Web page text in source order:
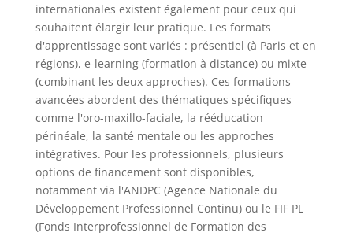
internationales existent également pour ceux qui
souhaitent élargir leur pratique. Les formats
d'apprentissage sont variés : présentiel (à Paris et en
régions), e-learning (formation à distance) ou mixte
(combinant les deux approches). Ces formations
avancées abordent des thématiques spécifiques
comme l'oro-maxillo-faciale, la rééducation
périnéale, la santé mentale ou les approches
intégratives. Pour les professionnels, plusieurs
options de financement sont disponibles,
notamment via l'ANDPC (Agence Nationale du
Développement Professionnel Continu) ou le FIF PL
(Fonds Interprofessionnel de Formation des